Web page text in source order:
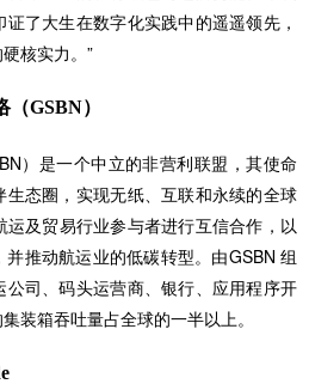
了大生在数字化实践中的遥遥领先，
核实力。”
GSBN）
）是一个中立的非营利联盟，其使命
态圈，实现无纸、互联和永续的全球
及贸易行业参与者进行互信合作，以
推动航运业的低碳转型。由GSBN 组
司、码头运营商、银行、应用程序开
装箱吞吐量占全球的一半以上。